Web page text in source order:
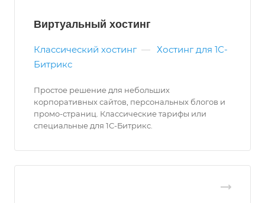
Виртуальный хостинг
Классический хостинг — Хостинг для 1С-
Битрикс
Простое решение для небольших
корпоративных сайтов, персональных блогов и
промо-страниц. Классические тарифы или
специальные для 1С-Битрикс.